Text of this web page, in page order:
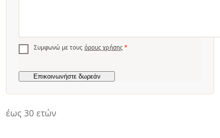
έως 30 ετών
Συμφωνώ με τους όρους χρήσης *